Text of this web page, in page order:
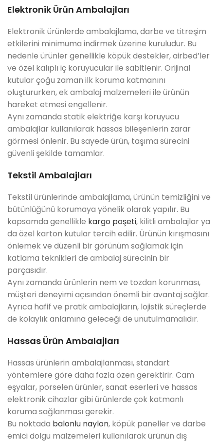
Elektronik Ürün Ambalajları
Elektronik ürünlerde ambalajlama, darbe ve titreşim
etkilerini minimuma indirmek üzerine kuruludur. Bu
nedenle ürünler genellikle köpük destekler, airbed’ler
ve özel kalıplı iç koruyucular ile sabitlenir. Orijinal
kutular çoğu zaman ilk koruma katmanını
oluştururken, ek ambalaj malzemeleri ile ürünün
hareket etmesi engellenir.
Aynı zamanda statik elektriğe karşı koruyucu
ambalajlar kullanılarak hassas bileşenlerin zarar
görmesi önlenir. Bu sayede ürün, taşıma sürecini
güvenli şekilde tamamlar.
Tekstil Ambalajları
Tekstil ürünlerinde ambalajlama, ürünün temizliğini ve
bütünlüğünü korumaya yönelik olarak yapılır. Bu
kapsamda genellikle kargo poşeti, kilitli ambalajlar ya
da özel karton kutular tercih edilir. Ürünün kırışmasını
önlemek ve düzenli bir görünüm sağlamak için
katlama teknikleri de ambalaj sürecinin bir
parçasıdır.
Aynı zamanda ürünlerin nem ve tozdan korunması,
müşteri deneyimi açısından önemli bir avantaj sağlar.
Ayrıca hafif ve pratik ambalajların, lojistik süreçlerde
de kolaylık anlamına geleceği de unutulmamalıdır.
Hassas Ürün Ambalajları
Hassas ürünlerin ambalajlanması, standart
yöntemlere göre daha fazla özen gerektirir. Cam
eşyalar, porselen ürünler, sanat eserleri ve hassas
elektronik cihazlar gibi ürünlerde çok katmanlı
koruma sağlanması gerekir.
Bu noktada balonlu naylon, köpük paneller ve darbe
emici dolgu malzemeleri kullanılarak ürünün dış